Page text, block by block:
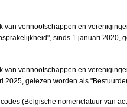
van vennootschappen en
sinds 1 januari 2020,
van vennootschappen en
2025, gelezen worden als
(Belgische nomenclatuur van